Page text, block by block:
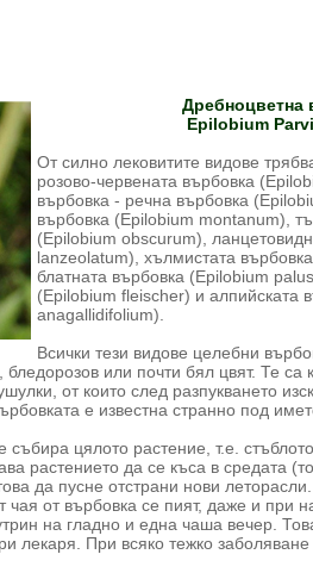
Дребноцветна
Epilobium
От силно лековитите видове
розово-червената върбовка
върбовка - речна върбовка
върбовка (Epilobium montanum),
(Epilobium obscurum),
lanzeolatum), хълмистата
блатната върбовка (Epilobium
(Epilobium fleischer) и алпийската
anagallidifolium).
Всички тези видове целебни
или почти бял цвят. Те са
от които след разпукването
е известна странно под
цялото растение, т.е.
растението да се къса в средата
да пусне отстрани нови
чая от върбовка се пият, даже и при
на гладно и една чаша вечер.
лекаря. При всяко тежко